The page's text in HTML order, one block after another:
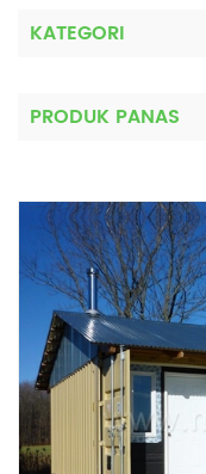
KATEGORI
PRODUK PANAS